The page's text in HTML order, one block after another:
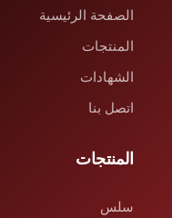
الصفحة الرئيسية
المنتجات
الشهادات
اتصل بنا
المنتجات
سلس